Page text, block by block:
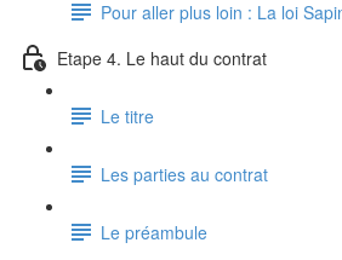
Pour aller plus loin : La loi
Etape 4. Le haut du contrat
Le titre
Les parties au contrat
Le préambule